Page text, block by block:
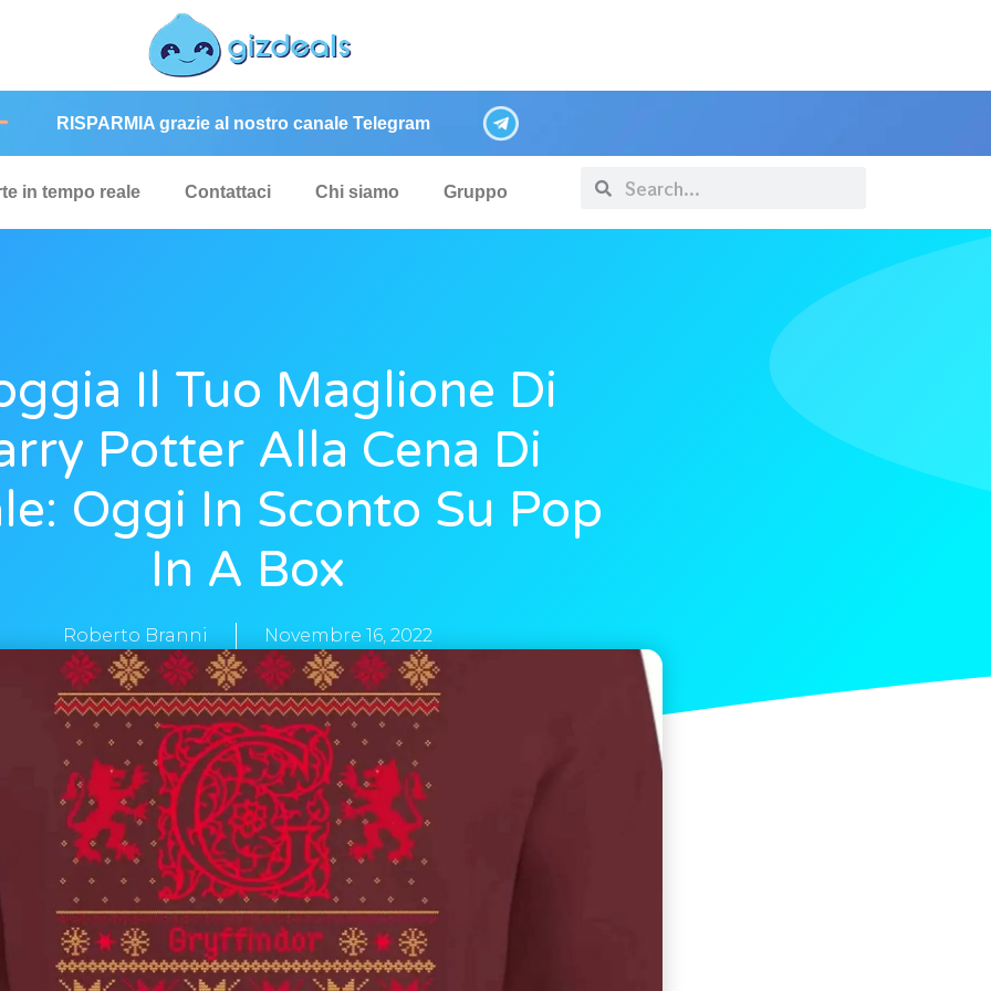
RISPARMIA grazie al nostro canale Telegram
in tempo reale Contattaci Chi siamo Gruppo
Il Tuo Maglione Di
Potter Alla Cena Di
Oggi In Sconto Su Pop
In A Box
Roberto Branni Novembre 16, 2022